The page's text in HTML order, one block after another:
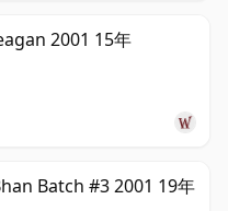
2001 15年
Batch #3 2001 19年